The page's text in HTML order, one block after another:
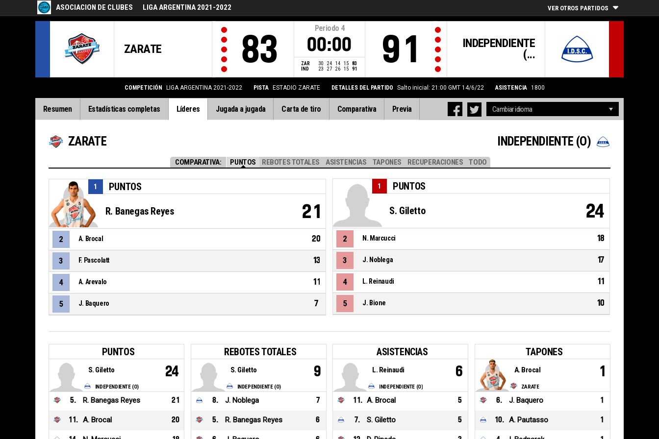
ASOCIACION DE CLUBES LIGA ARGENTINA 2021-2022 VER OTROS PARTIDOS
ZARATE 83
Periodo 4
00:00
ZAR 30 24 14 15
83
IND
23 27 26 15 91
INDEPENDIENTE
(...
91
COMPETICIÓN LIGA ARGENTINA 2021-2022 PISTA ESTADIO ZARATE DETALLES DEL PARTIDO Salto inicial: 21:00 GMT 14/6/22 ASISTENCIA 1800
Resumen Estadísticas completas Líderes Jugada a jugada Carta de tiro Comparativa Previa
COMPARATIVA: PUNTOS REBOTES TOTALES ASISTENCIAS TAPONES RECUPERACIONES TODO
ZARATE
PUNTOS
1
R. Banegas Reyes 21
2 A. Brocal 20
3 F. Pascolatt 13
4 A. Arevalo 11
5 J. Baquero 7
INDEPENDIENTE (O)
PUNTOS
1
S. Giletto 24
2 N. Marcucci 18
3 J. Noblega 17
4 L. Reinaudi 11
5 J. Bione 10
PUNTOS
INDEPENDIENTE (O)
S. Giletto 24
5. R. Banegas Reyes 21
11 . A. Brocal 20
REBOTES TOTALES
INDEPENDIENTE (O)
S. Giletto 9
8. J. Noblega 7
5. R. Banegas Reyes 6
ASISTENCIAS
INDEPENDIENTE (O)
L. Reinaudi 6
11 . A. Brocal 5
7. S. Giletto 5
TAPONES
ZARATE
A. Brocal 1
6. J. Baquero 1
10. A. Pautasso 1